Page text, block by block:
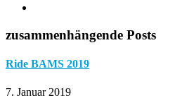
zusammenhängende Posts
Ride BAMS 2019
7. Januar 2019